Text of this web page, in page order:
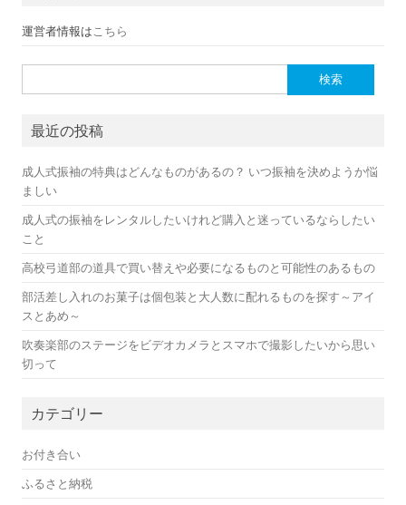
運営者情報は こちら
最近の投稿
成人式振袖の特典はどんなものがあるの？ いつ振袖を決めようか悩
ましい
成人式の振袖をレンタルしたいけれど購入と迷っているならしたい
こと
高校弓道部の道具で買い替えや必要になるものと可能性のあるもの
部活差し入れのお菓子は個包装と大人数に配れるものを探す～アイ
スとあめ～
吹奏楽部のステージをビデオカメラとスマホで撮影したいから思い
切って
カテゴリー
お付き合い
ふるさと納税